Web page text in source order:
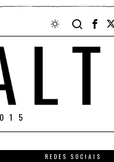
REDES SOCIAIS